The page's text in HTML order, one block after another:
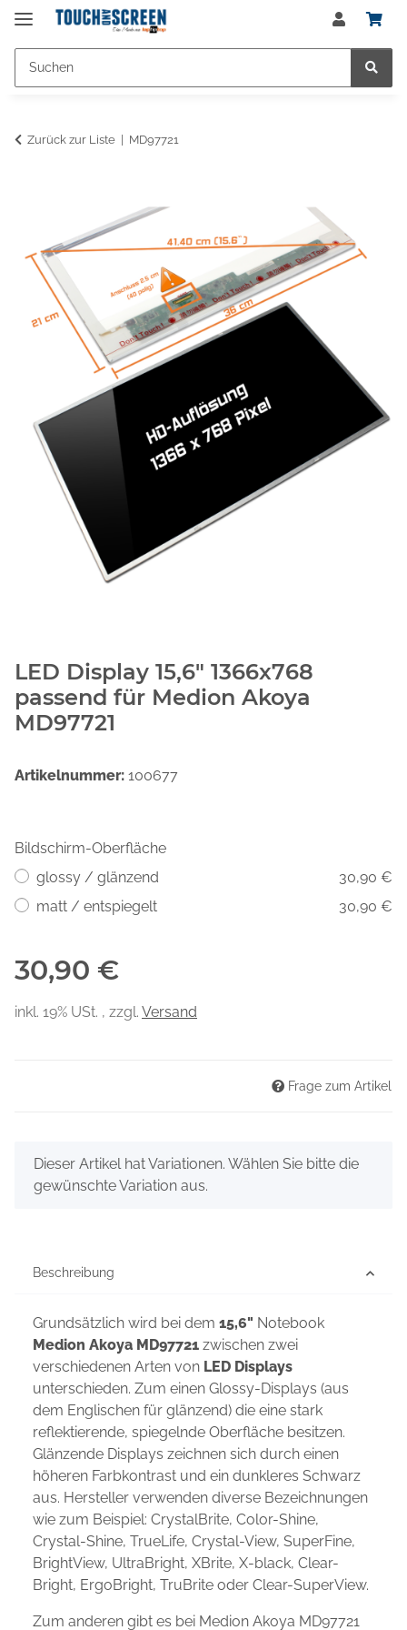
Zurück zur Liste MD97721
LED Display 15,6" 1366x768
passend für Medion Akoya
MD97721
Artikelnummer: 100677
Bildschirm-Oberfläche
glossy / glänzend
30,90 €
matt / entspiegelt
30,90 €
30,90 €
inkl. 19% USt. , zzgl. Versand
Frage zum Artikel
x
Dieser Artikel hat Variationen. Wählen Sie bitte die
gewünschte Variation aus.
Beschreibung
Grundsätzlich wird bei dem 15,6" Notebook
Medion Akoya MD97721 zwischen zwei
verschiedenen Arten von LED Displays
unterschieden. Zum einen Glossy-Displays (aus
dem Englischen für glänzend) die eine stark
reflektierende, spiegelnde Oberfläche besitzen.
Glänzende Displays zeichnen sich durch einen
höheren Farbkontrast und ein dunkleres Schwarz
aus. Hersteller verwenden diverse Bezeichnungen
wie zum Beispiel: CrystalBrite, Color-Shine,
Crystal-Shine, TrueLife, Crystal-View, SuperFine,
BrightView, UltraBright, XBrite, X-black, Clear-
Bright, ErgoBright, TruBrite oder Clear-SuperView.
Zum anderen gibt es bei Medion Akoya MD97721